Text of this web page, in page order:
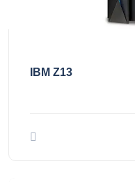
IBM Z13